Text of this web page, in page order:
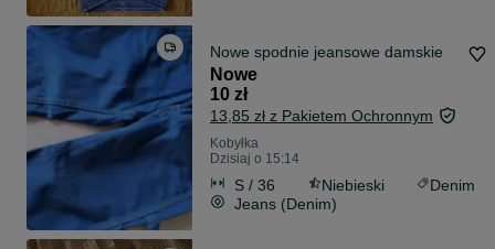
Nowe spodnie jeansowe damskie
Nowe
10 zł
13,85 zł z Pakietem Ochronnym
Kobyłka
Dzisiaj o 15:14
S / 36 Niebieski
Denim
Jeans (Denim)